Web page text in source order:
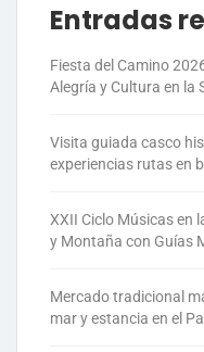
Entradas
Fiesta del Camino
Alegría y Cultura en la
Visita guiada casco
experiencias rutas en
XXII Ciclo Músicas en
y Montaña con Guías
Mercado tradicional
mar y estancia en el